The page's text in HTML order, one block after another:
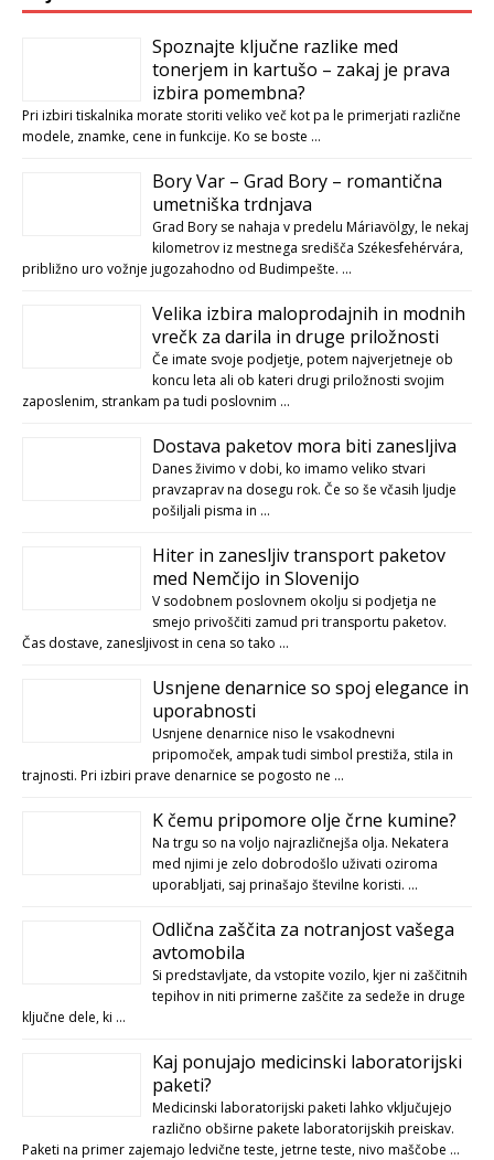
Spoznajte ključne razlike med
tonerjem in kartušo – zakaj je prava
izbira pomembna?
Pri izbiri tiskalnika morate storiti veliko več kot pa le primerjati različne
modele, znamke, cene in funkcije. Ko se boste …
Bory Var – Grad Bory – romantična
umetniška trdnjava
Grad Bory se nahaja v predelu Máriavölgy, le nekaj
kilometrov iz mestnega središča Székesfehérvára,
približno uro vožnje jugozahodno od Budimpešte. …
Velika izbira maloprodajnih in modnih
vrečk za darila in druge priložnosti
Če imate svoje podjetje, potem najverjetneje ob
koncu leta ali ob kateri drugi priložnosti svojim
zaposlenim, strankam pa tudi poslovnim …
Dostava paketov mora biti zanesljiva
Danes živimo v dobi, ko imamo veliko stvari
pravzaprav na dosegu rok. Če so še včasih ljudje
pošiljali pisma in …
Hiter in zanesljiv transport paketov
med Nemčijo in Slovenijo
V sodobnem poslovnem okolju si podjetja ne
smejo privoščiti zamud pri transportu paketov.
Čas dostave, zanesljivost in cena so tako …
Usnjene denarnice so spoj elegance in
uporabnosti
Usnjene denarnice niso le vsakodnevni
pripomoček, ampak tudi simbol prestiža, stila in
trajnosti. Pri izbiri prave denarnice se pogosto ne …
K čemu pripomore olje črne kumine?
Na trgu so na voljo najrazličnejša olja. Nekatera
med njimi je zelo dobrodošlo uživati oziroma
uporabljati, saj prinašajo številne koristi. …
Odlična zaščita za notranjost vašega
avtomobila
Si predstavljate, da vstopite vozilo, kjer ni zaščitnih
tepihov in niti primerne zaščite za sedeže in druge
ključne dele, ki …
Kaj ponujajo medicinski laboratorijski
paketi?
Medicinski laboratorijski paketi lahko vključujejo
različno obširne pakete laboratorijskih preiskav.
Paketi na primer zajemajo ledvične teste, jetrne teste, nivo maščobe …